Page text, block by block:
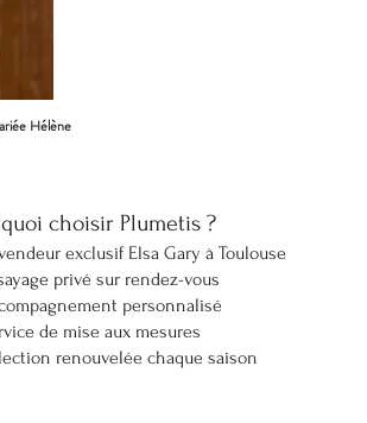
Hélène
choisir Plumetis ?
exclusif Elsa Gary à Toulouse
privé sur rendez-vous
personnalisé
de mise aux mesures
renouvelée chaque saison